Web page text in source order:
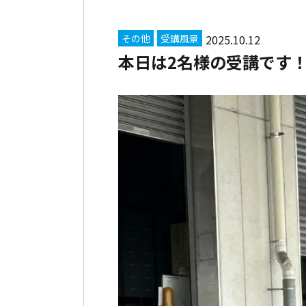
その他 受講風景 2025.10.12
本日は2名様の受講です